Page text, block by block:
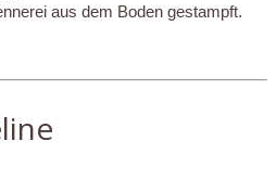
aus dem Boden gestampft.